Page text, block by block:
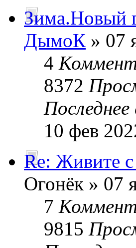
Зима.Новый
ДымоК » 07
4
8372
10 фев
Re: Живите с
Огонёк » 07
7
9815